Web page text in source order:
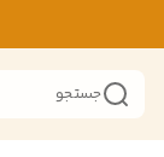
جستجو